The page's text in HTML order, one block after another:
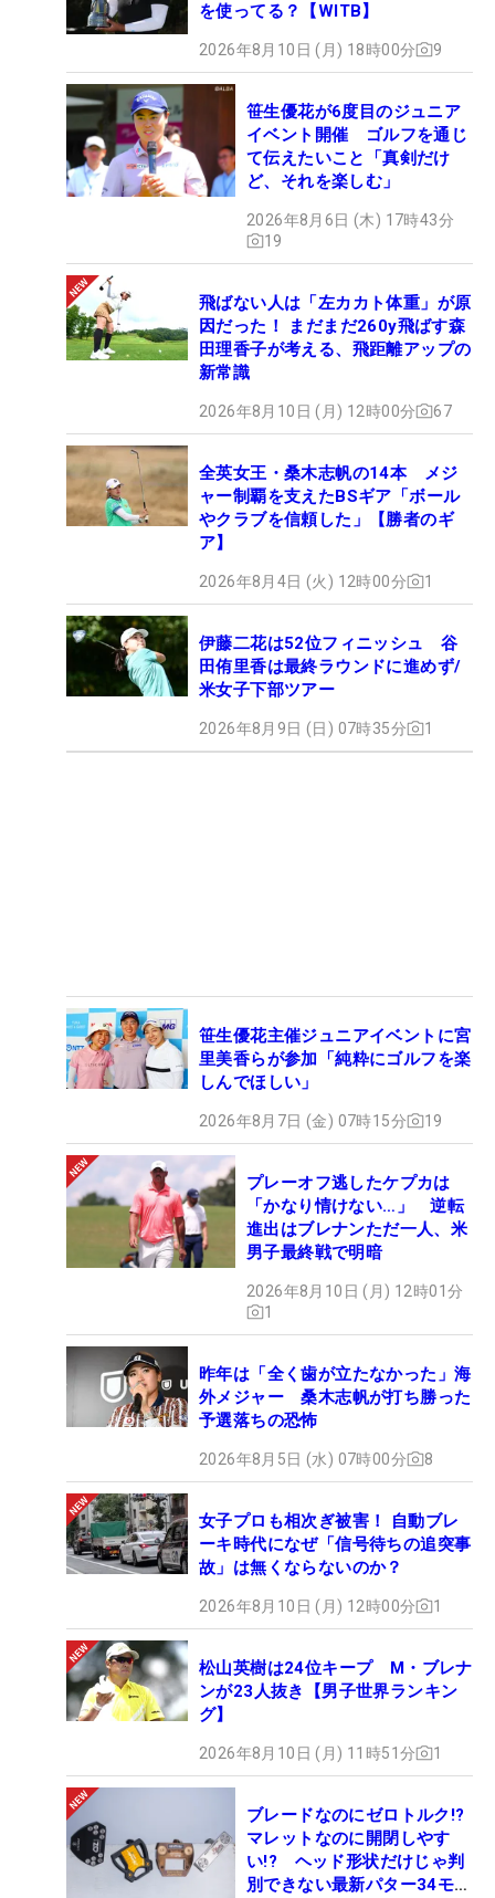
を使ってる？【WITB】
2026年8月10日 (月) 18時00分 9
笹生優花が6度目のジュニア
イベント開催 ゴルフを通じ
て伝えたいこと「真剣だけ
ど、それを楽しむ」
2026年8月6日 (木) 17時43分
19
飛ばない人は「左カカト体重」が原
因だった！ まだまだ260y飛ばす森
田理香子が考える、飛距離アップの
新常識
2026年8月10日 (月) 12時00分 67
全英女王・桑木志帆の14本 メジ
ャー制覇を支えたBSギア「ボール
やクラブを信頼した」【勝者のギ
ア】
2026年8月4日 (火) 12時00分 1
伊藤二花は52位フィニッシュ 谷
田侑里香は最終ラウンドに進めず/
米女子下部ツアー
2026年8月9日 (日) 07時35分 1
笹生優花主催ジュニアイベントに宮
里美香らが参加「純粋にゴルフを楽
しんでほしい」
2026年8月7日 (金) 07時15分 19
プレーオフ逃したケプカは
「かなり情けない…」 逆転
進出はブレナンただ一人、米
男子最終戦で明暗
2026年8月10日 (月) 12時01分
1
昨年は「全く歯が立たなかった」海
外メジャー 桑木志帆が打ち勝った
予選落ちの恐怖
2026年8月5日 (水) 07時00分 8
女子プロも相次ぎ被害！ 自動ブレ
ーキ時代になぜ「信号待ちの追突事
故」は無くならないのか？
2026年8月10日 (月) 12時00分 1
松山英樹は24位キープ M・ブレナ
ンが23人抜き【男子世界ランキン
グ】
2026年8月10日 (月) 11時51分 1
ブレードなのにゼロトルク!?
マレットなのに開閉しやす
い!? ヘッド形状だけじゃ判
別できない最新パター34モデ